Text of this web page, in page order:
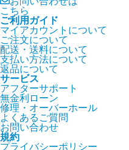
こちら
ご利用ガイド
マイアカウントについて
ご注文について
配送・送料について
支払い方法について
返品について
サービス
アフターサポート
無金利ローン
修理・オーバーホール
よくあるご質問
お問い合わせ
規約
プライバシーポリシー